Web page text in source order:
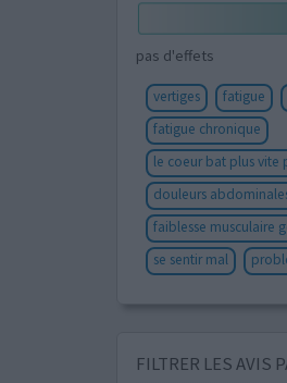
pas d'effets
vertiges fatigue
fatigue chronique
le coeur bat plus vite
douleurs
faiblesse musculaire
se sentir mal
FILTRER LES AVIS